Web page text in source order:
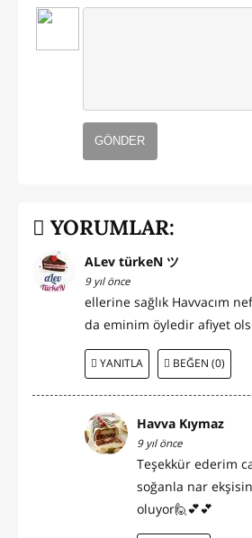
GÖNDER
YORUMLAR:
ALev türkeN ツ
9 yıl önce
ellerine sağlık Havvacım
da eminim öyledir afiyet
YANITLA BEĞEN (0)
Havva Kıymaz
9 yıl önce
Teşekkür ederim
soğanla nar
oluyor🙋💕💕